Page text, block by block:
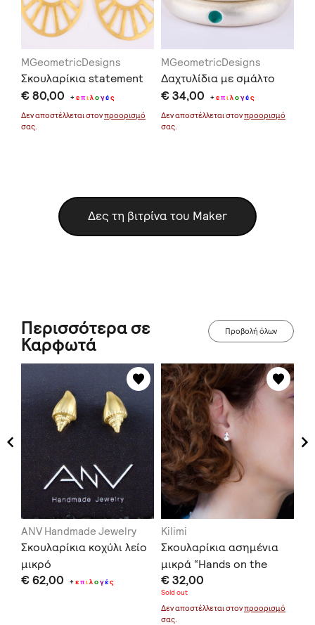
MGeometricDesigns
Σκουλαρίκια statement
€ 80,00 +επιλογές
Δεν αποστέλλεται στονπροορισμό
σας.
MGeometricDesigns
Δαχτυλίδια με σμάλτο
€ 34,00 +επιλογές
Δεν αποστέλλεται στονπροορισμό
σας.
Δες τη βιτρίνα του Maker
Περισσότερα σε
Καρφωτά
Προβολή όλων
ANV Handmade Jewelry
Σκουλαρίκια κοχύλι λείο
μικρό
€ 62,00 +επιλογές
Kilimi
Σκουλαρίκια ασημένια
μικρά “Hands on the
Hips”
€ 32,00
Sold out
Δεν αποστέλλεται στονπροορισμό
σας.